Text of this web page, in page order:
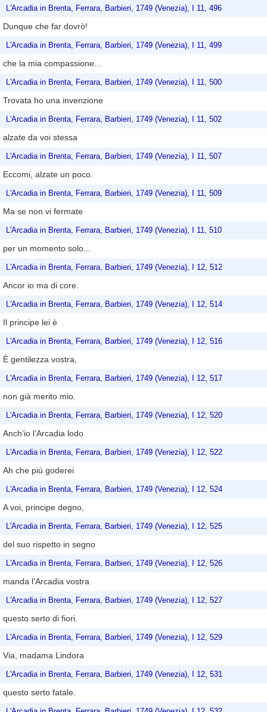
L'Arcadia in Brenta, Ferrara, Barbieri, 1749 (Venezia), I 11, 496
Dunque che far dovrò!
L'Arcadia in Brenta, Ferrara, Barbieri, 1749 (Venezia), I 11, 499
che la mia compassione...
L'Arcadia in Brenta, Ferrara, Barbieri, 1749 (Venezia), I 11, 500
Trovata ho una invenzione
L'Arcadia in Brenta, Ferrara, Barbieri, 1749 (Venezia), I 11, 502
alzate da voi stessa
L'Arcadia in Brenta, Ferrara, Barbieri, 1749 (Venezia), I 11, 507
Eccomi, alzate un poco.
L'Arcadia in Brenta, Ferrara, Barbieri, 1749 (Venezia), I 11, 509
Ma se non vi fermate
L'Arcadia in Brenta, Ferrara, Barbieri, 1749 (Venezia), I 11, 510
per un momento solo...
L'Arcadia in Brenta, Ferrara, Barbieri, 1749 (Venezia), I 12, 512
Ancor io ma di core.
L'Arcadia in Brenta, Ferrara, Barbieri, 1749 (Venezia), I 12, 514
Il principe lei è
L'Arcadia in Brenta, Ferrara, Barbieri, 1749 (Venezia), I 12, 516
È gentilezza vostra,
L'Arcadia in Brenta, Ferrara, Barbieri, 1749 (Venezia), I 12, 517
non già merito mio.
L'Arcadia in Brenta, Ferrara, Barbieri, 1749 (Venezia), I 12, 520
Anch’io l’Arcadia lodo
L'Arcadia in Brenta, Ferrara, Barbieri, 1749 (Venezia), I 12, 522
Ah che più goderei
L'Arcadia in Brenta, Ferrara, Barbieri, 1749 (Venezia), I 12, 524
A voi, principe degno,
L'Arcadia in Brenta, Ferrara, Barbieri, 1749 (Venezia), I 12, 525
del suo rispetto in segno
L'Arcadia in Brenta, Ferrara, Barbieri, 1749 (Venezia), I 12, 526
manda l’Arcadia vostra
L'Arcadia in Brenta, Ferrara, Barbieri, 1749 (Venezia), I 12, 527
questo serto di fiori.
L'Arcadia in Brenta, Ferrara, Barbieri, 1749 (Venezia), I 12, 529
Via, madama Lindora
L'Arcadia in Brenta, Ferrara, Barbieri, 1749 (Venezia), I 12, 531
questo serto fatale.